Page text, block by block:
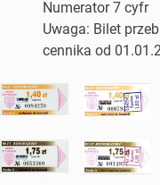
Numerator 7 cyfr
Uwaga: Bilet
cennika od